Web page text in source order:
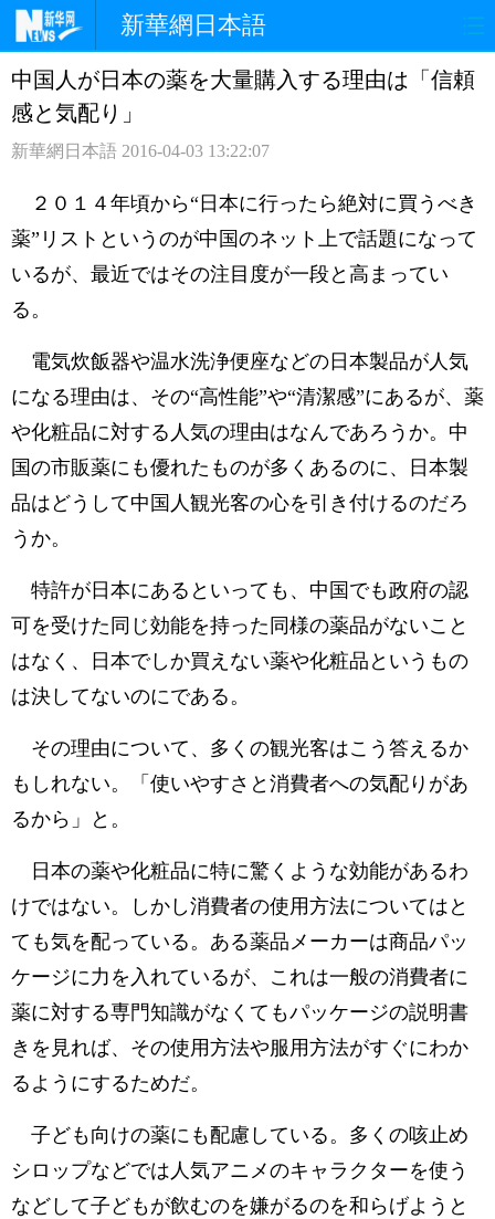
新華網日本語
ホームページ 政治 経済
観光 評論 写真
中日対訳
中国人が日本の薬を大量購入する理由は「信頼
感と気配り」
新華網日本語 2016-04-03 13:22:07
２０１４年頃から“日本に行ったら絶対に買うべき
薬”リストというのが中国のネット上で話題になって
いるが、最近ではその注目度が一段と高まってい
る。
電気炊飯器や温水洗浄便座などの日本製品が人気
になる理由は、その“高性能”や“清潔感”にあるが、薬
や化粧品に対する人気の理由はなんであろうか。中
国の市販薬にも優れたものが多くあるのに、日本製
品はどうして中国人観光客の心を引き付けるのだろ
うか。
特許が日本にあるといっても、中国でも政府の認
可を受けた同じ効能を持った同様の薬品がないこと
はなく、日本でしか買えない薬や化粧品というもの
は決してないのにである。
その理由について、多くの観光客はこう答えるか
もしれない。「使いやすさと消費者への気配りがあ
るから」と。
日本の薬や化粧品に特に驚くような効能があるわ
けではない。しかし消費者の使用方法についてはと
ても気を配っている。ある薬品メーカーは商品パッ
ケージに力を入れているが、これは一般の消費者に
薬に対する専門知識がなくてもパッケージの説明書
きを見れば、その使用方法や服用方法がすぐにわか
るようにするためだ。
子ども向けの薬にも配慮している。多くの咳止め
シロップなどでは人気アニメのキャラクターを使う
などして子どもが飲むのを嫌がるのを和らげようと